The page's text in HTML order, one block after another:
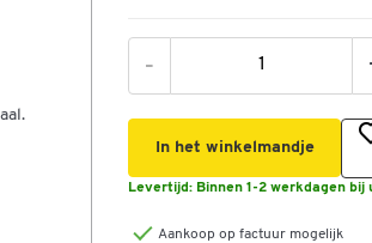
-
In het winkelmandje
Levertijd: Binnen 1-2 werkdagen bij
Aankoop op factuur mogelijk